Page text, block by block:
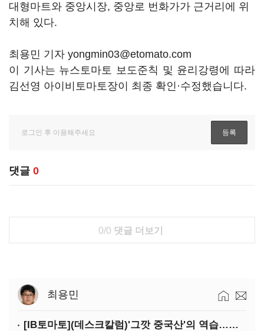
대형마트와 중앙시장, 중앙로 번화가가 근거리에 위
치해 있다.
최용민 기자 yongmin03@etomato.com
이 기사는 뉴스토마토 보도준칙 및 윤리강령에 따라
김선영 아이비토마토장이 최종 확인·수정했습니다.
댓글 0
0/0 댓글 더보기
최용민
[IB토마토](데스크칼럼)'그깟 중국산'의 역습…전기차 시장도 내줄 셈인가